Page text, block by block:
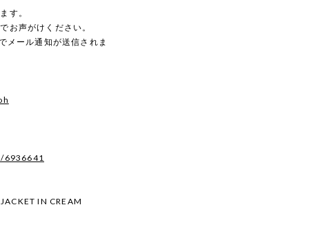
す。
お声がけください。
メール通知が送信されま
6936641
IN CREAM